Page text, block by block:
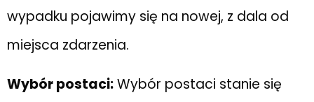
wypadku pojawimy się na nowej, z dala od
miejsca zdarzenia.
Wybór postaci:Wybór postaci stanie się